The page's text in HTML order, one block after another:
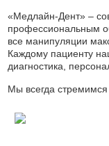
«Медлайн-Дент» –
профессиональным
все манипуляции
Каждому пациенту
диагностика,
Мы всегда